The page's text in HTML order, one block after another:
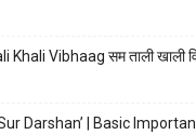
Vibhaag सम ताली खाली
Darshan’ | Basic